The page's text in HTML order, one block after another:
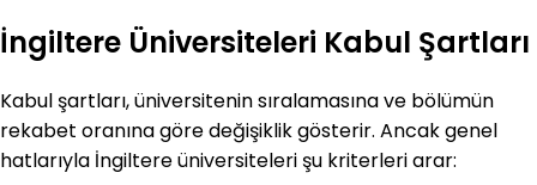
İngiltere Üniversiteleri Kabul Şartları
Kabul şartları, üniversitenin sıralamasına ve bölümün
rekabet oranına göre değişiklik gösterir. Ancak genel
hatlarıyla İngiltere üniversiteleri şu kriterleri arar: